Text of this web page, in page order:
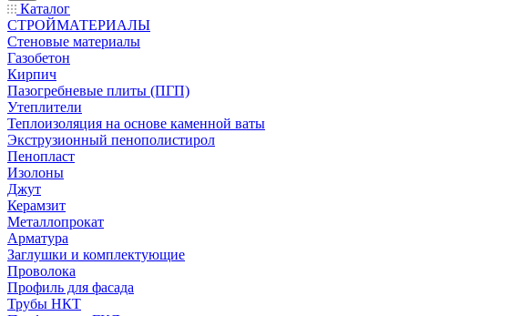
Каталог
СТРОЙМАТЕРИАЛЫ
Стеновые материалы
Газобетон
Кирпич
Пазогребневые плиты (ПГП)
Утеплители
Теплоизоляция на основе каменной ваты
Экструзионный пенополистирол
Пенопласт
Изолоны
Джут
Керамзит
Металлопрокат
Арматура
Заглушки и комплектующие
Проволока
Профиль для фасада
Трубы НКТ